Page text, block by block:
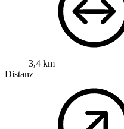
3,4 km
Distanz